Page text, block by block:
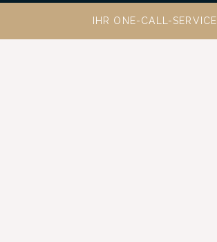
IHR ONE-CALL-SERVICE